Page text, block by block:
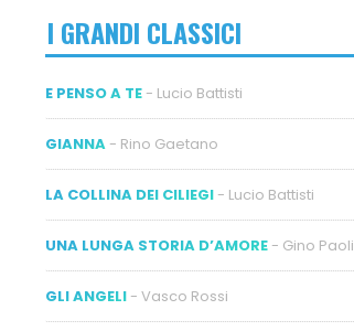
I GRANDI CLASSICI
E PENSO A TE - Lucio Battisti
GIANNA - Rino Gaetano
LA COLLINA DEI CILIEGI - Lucio Battisti
UNA LUNGA STORIA D’AMORE - Gino Paoli
GLI ANGELI - Vasco Rossi